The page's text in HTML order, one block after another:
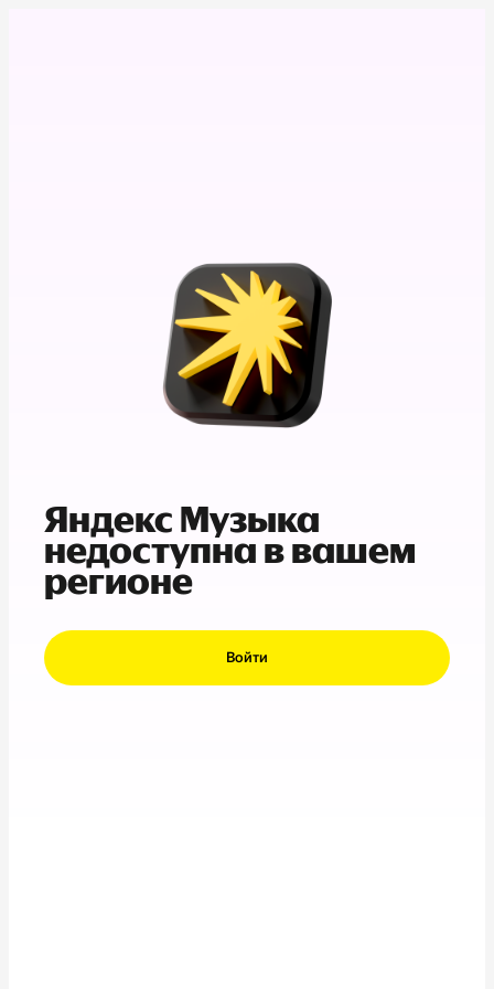
Яндекс Музыка
недоступна в вашем
регионе
Войти